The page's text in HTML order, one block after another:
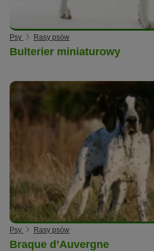
Psy Rasy psów
Bulterier miniaturowy
Psy Rasy psów
Braque d’Auvergne